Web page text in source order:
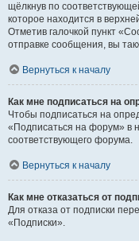
щёлкнув по
которое находится в
Отметив галочкой пункт
отправке сообщения, вы
Вернуться к началу
Как мне подписаться на
Чтобы подписаться на
«Подписаться на форум» в
соответствующего форума.
Вернуться к началу
Как мне отказаться от
Для отказа от подписки
«Подписки».